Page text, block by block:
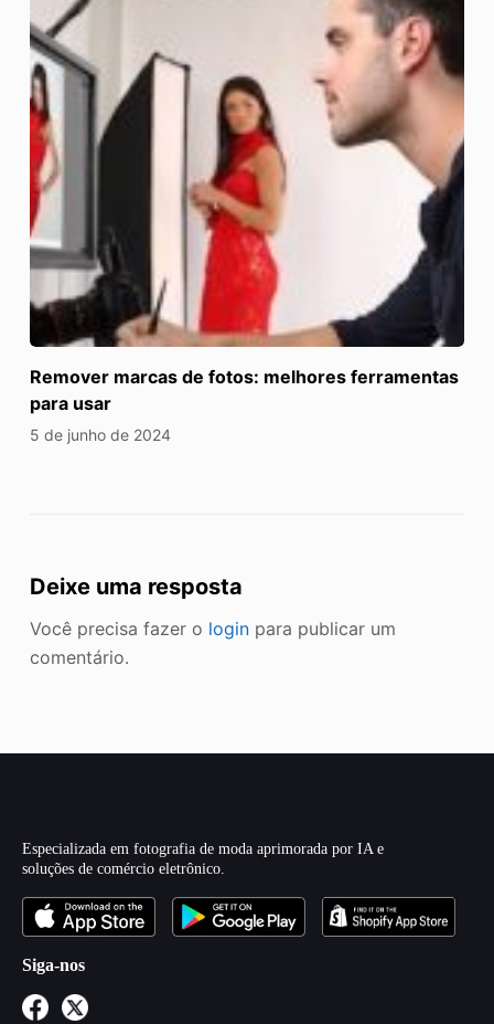
Remover marcas de fotos: melhores ferramentas
para usar
5 de junho de 2024
Deixe uma resposta
Você precisa fazer o loginpara publicar um
comentário.
Especializada em fotografia de moda aprimorada por IA e
soluções de comércio eletrônico.
Siga-nos